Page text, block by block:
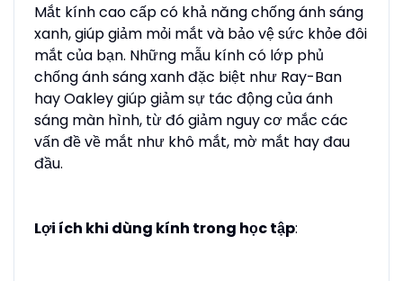
Mắt kính cao cấp có khả năng chống ánh sáng
xanh, giúp giảm mỏi mắt và bảo vệ sức khỏe đôi
mắt của bạn. Những mẫu kính có lớp phủ
chống ánh sáng xanh đặc biệt như Ray-Ban
hay Oakley giúp giảm sự tác động của ánh
sáng màn hình, từ đó giảm nguy cơ mắc các
vấn đề về mắt như khô mắt, mờ mắt hay đau
đầu.
Lợi ích khi dùng kính trong học tập: